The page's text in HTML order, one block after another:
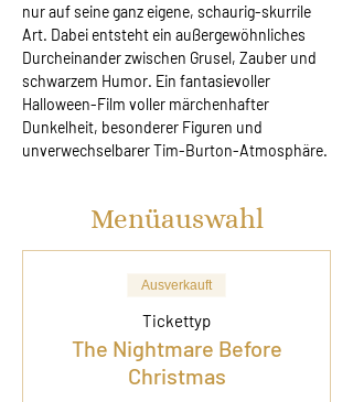
nur auf seine ganz eigene, schaurig-skurrile
Art. Dabei entsteht ein außergewöhnliches
Durcheinander zwischen Grusel, Zauber und
schwarzem Humor. Ein fantasievoller
Halloween-Film voller märchenhafter
Dunkelheit, besonderer Figuren und
unverwechselbarer Tim-Burton-Atmosphäre.
Menüauswahl
Ausverkauft
Tickettyp
The Nightmare Before
Christmas